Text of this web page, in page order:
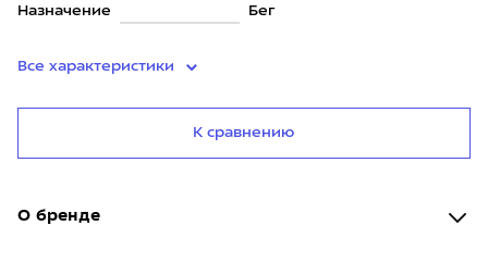
Назначение Бег
Все характеристики
К сравнению
О бренде